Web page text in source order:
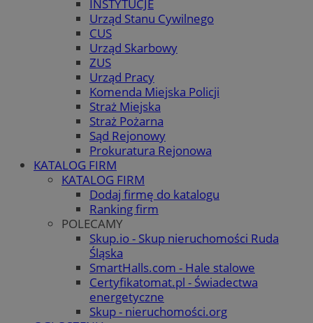
INSTYTUCJE
Urząd Stanu Cywilnego
CUS
Urząd Skarbowy
ZUS
Urząd Pracy
Komenda Miejska Policji
Straż Miejska
Straż Pożarna
Sąd Rejonowy
Prokuratura Rejonowa
KATALOG FIRM
KATALOG FIRM
Dodaj firmę do katalogu
Ranking firm
POLECAMY
Skup.io - Skup nieruchomości Ruda
Śląska
SmartHalls.com - Hale stalowe
Certyfikatomat.pl - Świadectwa
energetyczne
Skup - nieruchomości.org